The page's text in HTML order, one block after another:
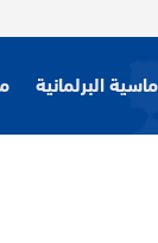
البرلمانية